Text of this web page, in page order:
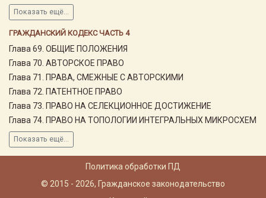
Показать ещё...
ГРАЖДАНСКИЙ КОДЕКС ЧАСТЬ 4
Глава 69. ОБЩИЕ ПОЛОЖЕНИЯ
Глава 70. АВТОРСКОЕ ПРАВО
Глава 71. ПРАВА, СМЕЖНЫЕ С АВТОРСКИМИ
Глава 72. ПАТЕНТНОЕ ПРАВО
Глава 73. ПРАВО НА СЕЛЕКЦИОННОЕ ДОСТИЖЕНИЕ
Глава 74. ПРАВО НА ТОПОЛОГИИ ИНТЕГРАЛЬНЫХ МИКРОСХЕМ
Показать ещё...
Политика обработки ПД
© 2015 - 2026, Гражданское законодательство